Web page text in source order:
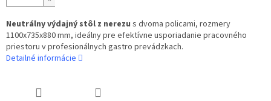
Neutrálny výdajný stôl z nerezu s dvoma policami, rozmery
1100x735x880 mm, ideálny pre efektívne usporiadanie pracovného
priestoru v profesionálnych gastro prevádzkach.
Detailné informácie